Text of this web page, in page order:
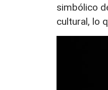
simbólico
cultural, lo